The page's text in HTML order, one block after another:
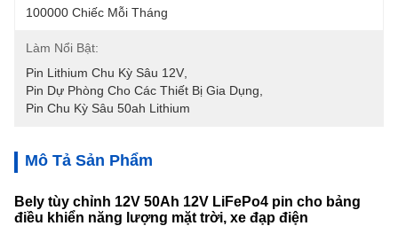
100000 Chiếc Mỗi Tháng
Làm Nổi Bật:
Pin Lithium Chu Kỳ Sâu 12V
Pin Dự Phòng Cho Các Thiết Bị Gia Dụng
Pin Chu Kỳ Sâu 50ah Lithium
Mô Tả Sản Phẩm
Bely tùy chỉnh 12V 50Ah 12V LiFePo4 pin cho bảng
điều khiển năng lượng mặt trời, xe đạp điện